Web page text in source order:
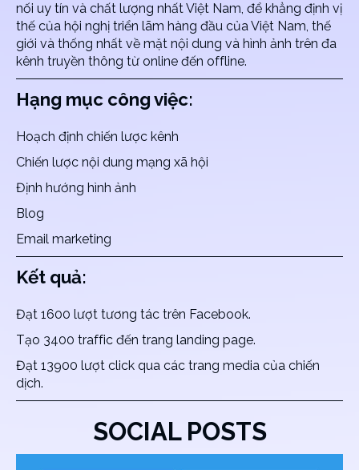
nối uy tín và chất lượng nhất Việt Nam, để khẳng định vị
thế của hội nghị triển lãm hàng đầu của Việt Nam, thế
giới và thống nhất về mặt nội dung và hình ảnh trên đa
kênh truyền thông từ online đến offline.
Hạng mục công việc:
Hoạch định chiến lược kênh
Chiến lược nội dung mạng xã hội
Định hướng hình ảnh
Blog
Email marketing
Kết quả:
Đạt 1600 lượt tương tác trên Facebook.
Tạo 3400 traffic đến trang landing page.
Đạt 13900 lượt click qua các trang media của chiến
dịch.
SOCIAL POSTS